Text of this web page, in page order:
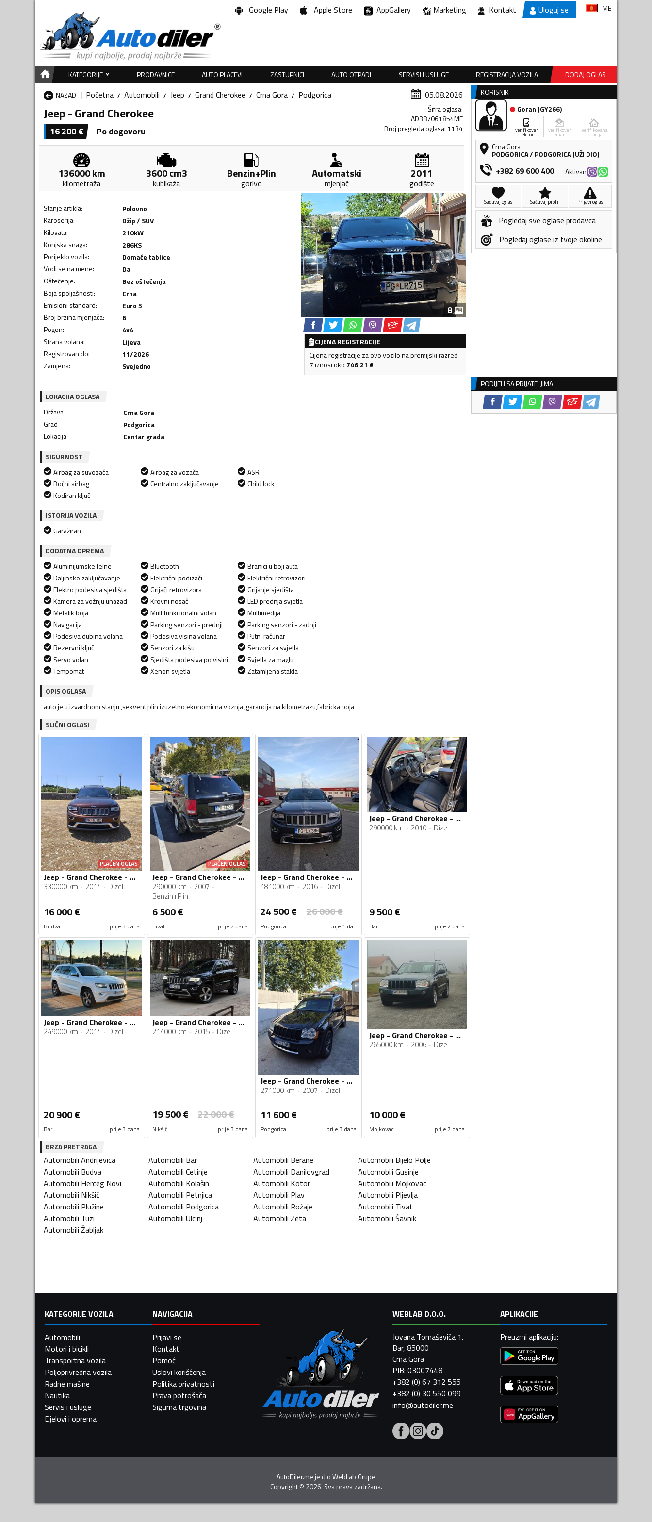
Google Play Apple Store AppGallery Marketing Kontakt Uloguj se ME
KATEGORIJE PRODAVNICE AUTO PLACEVI ZASTUPNICI AUTO OTPADI SERVISI I USLUGE REGISTRACIJA VOZILA
DODAJ OGLAS
NAZAD
Početna Automobili Jeep Grand Cherokee Crna Gora Podgorica 05.08.2026
Jeep - Grand Cherokee
16 200€ Po dogovoru
Šifra oglasa:
AD387061854ME
Broj pregleda oglasa: 1134
136000km
kilometraža
3600cm3
kubikaža
Benzin+Plin
gorivo
Automatski
mjenjač
2011
godište
Stanje artikla:
Polovno
Karoserija:
Džip / SUV
Kilovata: 210kW
Konjska snaga: 286KS
Porijeklo vozila:
Domaće tablice
Vodi se na mene:
Da
Oštećenje:
Bez oštećenja
Boja spoljašnosti:
Crna
Emisioni standard:
Euro 5
Broj brzina mjenjača:
6
Pogon:
4x4
Strana volana:
Lijeva
Registrovan do:
11/2026
Zamjena: Svejedno
8
CIJENA REGISTRACIJE
Cijena registracije za ovo vozilo na premijski razred
7 iznosi oko 746.21 €
LOKACIJA OGLASA
Država
Crna Gora
Grad
Podgorica
Lokacija
Centar grada
SIGURNOST
Airbag za suvozača
Bočni airbag
Kodiran ključ
Airbag za vozača
Centralno zaključavanje
ASR
Child lock
ISTORIJA VOZILA
Garažiran
DODATNA OPREMA
Aluminijumske felne
Daljinsko zaključavanje
Elektro podesiva sjedišta
Kamera za vožnju unazad
Metalik boja
Navigacija
Podesiva dubina volana
Rezervni ključ
Servo volan
Tempomat
Bluetooth
Električni podizači
Grijači retrovizora
Krovni nosač
Multifunkcionalni volan
Parking senzori - prednji
Podesiva visina volana
Senzori za kišu
Sjedišta podesiva po visini
Xenon svjetla
Branici u boji auta
Električni retrovizori
Grijanje sjedišta
LED prednja svjetla
Multimedija
Parking senzori - zadnji
Putni računar
Senzori za svjetla
Svjetla za maglu
Zatamljena stakla
OPIS OGLASA
auto je u izvardnom stanju ,sekvent plin izuzetno ekonomicna voznja ,garancija na kilometrazu,fabricka boja
SLIČNI OGLASI
PLAĆEN OGLAS
Jeep - Grand Cherokee - Summit
330000 km 2014 Dizel
16 000€
Budva prije 3 dana
PLAĆEN OGLAS
Jeep - Grand Cherokee - 3.7 V6
290000 km
2007
Benzin+Plin
6 500€
Tivat prije 7 dana
Jeep - Grand Cherokee - 3.0 CRD
181000 km 2016 Dizel
24 500€ 26 000€
Podgorica prije 1 dan
Jeep - Grand Cherokee - 2.8
290000 km 2010 Dizel
9 500€
Bar prije 2 dana
Jeep - Grand Cherokee - 3.0 CRD 4X4
249000 km 2014 Dizel
20 900€
Bar prije 3 dana
Jeep - Grand Cherokee - 3.0 CRD
214000 km 2015 Dizel
19 500€ 22 000€
Nikšić prije 3 dana
Jeep - Grand Cherokee - 3.0 crd
271000 km 2007 Dizel
11 600€
Podgorica prije 3 dana
Jeep - Grand Cherokee - 3.0 crd
265000 km 2006 Dizel
10 000€
Mojkovac prije 7 dana
BRZA PRETRAGA
Automobili Andrijevica Automobili Bar Automobili Berane Automobili Bijelo Polje
Automobili Budva Automobili Cetinje Automobili Danilovgrad Automobili Gusinje
Automobili Herceg Novi Automobili Kolašin Automobili Kotor Automobili Mojkovac
Automobili Nikšić Automobili Petnjica Automobili Plav Automobili Pljevlja
Automobili Plužine Automobili Podgorica Automobili Rožaje Automobili Tivat
Automobili Tuzi Automobili Ulcinj Automobili Zeta Automobili Šavnik
Automobili Žabljak
KORISNIK
Goran (GY266)
verifikovan
telefon
verifikovan
email
verifikovana
lokacija
Crna Gora
PODGORICA/ PODGORICA (UŽI DIO)
+382 69 600 400 Aktivan
Sačuvaj oglas Sačuvaj profil Prijavi oglas
Pogledaj sve oglase prodavca
Pogledaj oglase iz tvoje okoline
PODIJELI SA PRIJATELJIMA
KATEGORIJE VOZILA
Automobili
Motori i bicikli
Transportna vozila
Poljoprivredna vozila
Radne mašine
Nautika
Servis i usluge
Djelovi i oprema
NAVIGACIJA
Prijavi se
Kontakt
Pomoć
Uslovi korišćenja
Politika privatnosti
Prava potrošača
Sigurna trgovina
WEBLAB D.O.O.
Jovana Tomaševića 1,
Bar, 85000
Crna Gora
PIB: 03007448
+382 (0) 67 312 555
+382 (0) 30 550 099
info@autodiler.me
APLIKACIJE
Preuzmi aplikaciju:
AutoDiler.me je dioWebLab Grupe
Copyright© 2026. Sva prava zadržana.